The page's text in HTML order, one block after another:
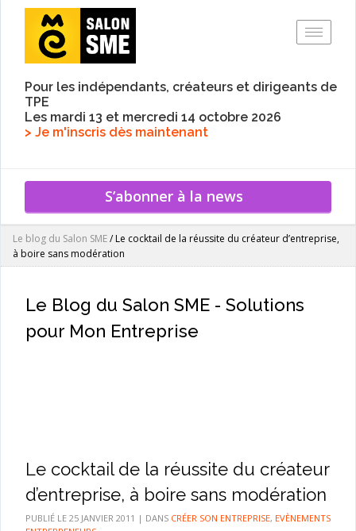
Pour les indépendants, créateurs et dirigeants de
TPE
Les mardi 13 et mercredi 14 octobre 2026
> Je m'inscris dès maintenant
S’abonner à la news
Le blog du Salon SME/Le cocktail de la réussite du créateur d’entreprise,
à boire sans modération
Le Blog du Salon SME - Solutions
pour Mon Entreprise
Le cocktail de la réussite du créateur
d’entreprise, à boire sans modération
PUBLIÉ LE 25 JANVIER 2011 | DANS CRÉER SON ENTREPRISE, EVÈNEMENTS